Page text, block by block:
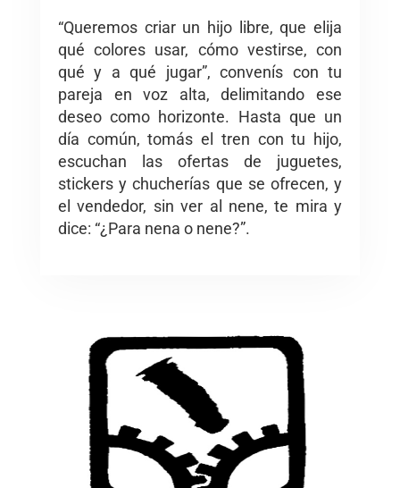
“Queremos criar un hijo libre, que elija
qué colores usar, cómo vestirse, con
qué y a qué jugar”, convenís con tu
pareja en voz alta, delimitando ese
deseo como horizonte. Hasta que un
día común, tomás el tren con tu hijo,
escuchan las ofertas de juguetes,
stickers y chucherías que se ofrecen, y
el vendedor, sin ver al nene, te mira y
dice: “¿Para nena o nene?”.